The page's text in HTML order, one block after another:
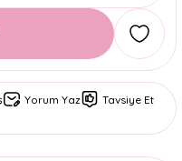
Yorum Yaz
Tavsiye Et